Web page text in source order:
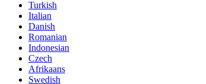
Turkish
Italian
Danish
Romanian
Indonesian
Czech
Afrikaans
Swedish